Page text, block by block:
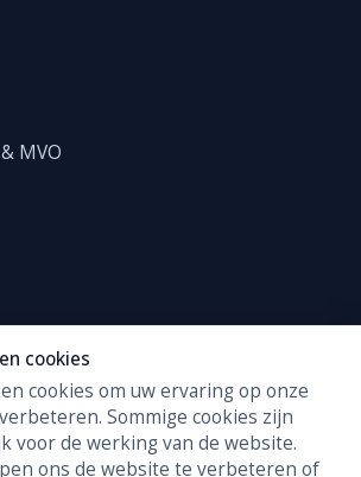
MVO
cookies
cookies om uw ervaring op onze
Sommige cookies zijn
voor de werking van de website.
ons de website te verbeteren of